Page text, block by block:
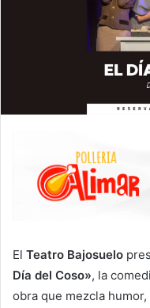
El Teatro Bajosuelo
Día del Coso», la
obra que mezcla